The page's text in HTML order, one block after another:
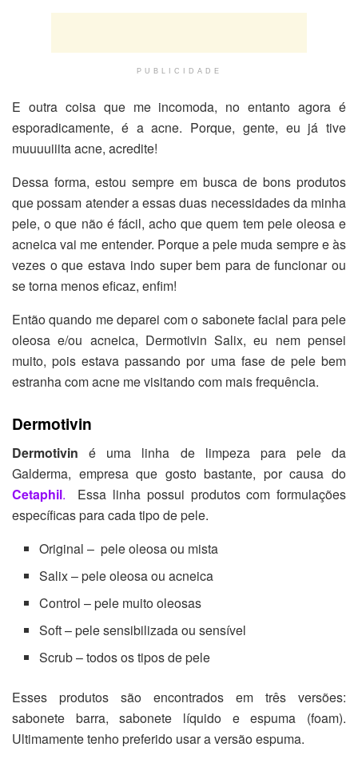
PUBLICIDADE
E outra coisa que me incomoda, no entanto agora é
esporadicamente, é a acne. Porque, gente, eu já tive
muuuuiiita acne, acredite!
Dessa forma, estou sempre em busca de bons produtos
que possam atender a essas duas necessidades da minha
pele, o que não é fácil, acho que quem tem pele oleosa e
acneica vai me entender. Porque a pele muda sempre e às
vezes o que estava indo super bem para de funcionar ou
se torna menos eficaz, enfim!
Então quando me deparei com o sabonete facial para pele
oleosa e/ou acneica, Dermotivin Salix, eu nem pensei
muito, pois estava passando por uma fase de pele bem
estranha com acne me visitando com mais frequência.
Dermotivin
Dermotivin é uma linha de limpeza para pele da
Galderma, empresa que gosto bastante, por causa do
Cetaphil. Essa linha possui produtos com formulações
específicas para cada tipo de pele.
Original – pele oleosa ou mista
Salix – pele oleosa ou acneica
Control – pele muito oleosas
Soft – pele sensibilizada ou sensível
Scrub – todos os tipos de pele
Esses produtos são encontrados em três versões:
sabonete barra, sabonete líquido e espuma (foam).
Ultimamente tenho preferido usar a versão espuma.